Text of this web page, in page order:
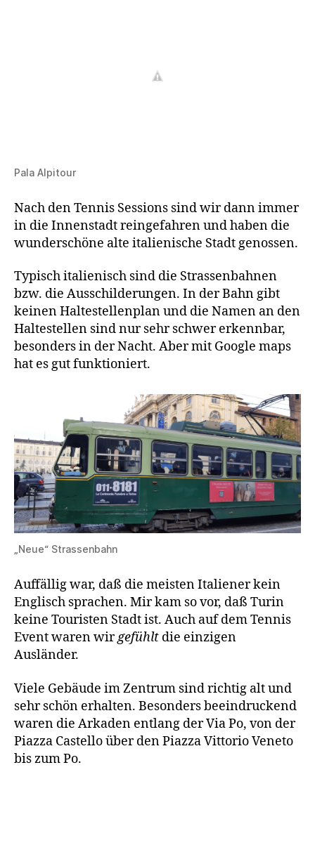
Pala Alpitour
Nach den Tennis Sessions sind wir dann immer
in die Innenstadt reingefahren und haben die
wunderschöne alte italienische Stadt genossen.
Typisch italienisch sind die Strassenbahnen
bzw. die Ausschilderungen. In der Bahn gibt
keinen Haltestellenplan und die Namen an den
Haltestellen sind nur sehr schwer erkennbar,
besonders in der Nacht. Aber mit Google maps
hat es gut funktioniert.
„Neue“ Strassenbahn
Auffällig war, daß die meisten Italiener kein
Englisch sprachen. Mir kam so vor, daß Turin
keine Touristen Stadt ist. Auch auf dem Tennis
Event waren wirgefühlt die einzigen
Ausländer.
Viele Gebäude im Zentrum sind richtig alt und
sehr schön erhalten. Besonders beeindruckend
waren die Arkaden entlang der Via Po, von der
Piazza Castello über den Piazza Vittorio Veneto
bis zum Po.